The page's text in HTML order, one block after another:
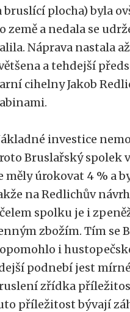
bruslící plocha) byla
země a nedala se
Náprava nastala
a tehdejší
cihelny Jakob
investice
Bruslařský spolek
měly úrokovat 4 % a
na Redlichův
spolku je i
zbožím. Tím se
i
podnebí jest
zřídka
příležitost bývají